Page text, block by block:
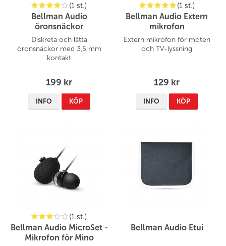
(1 st.)
Bellman Audio
öronsnäckor
Diskreta och lätta
öronsnäckor med 3,5 mm
kontakt
199 kr
INFO KÖP
(1 st.)
Bellman Audio Extern
mikrofon
Extern mikrofon för möten
och TV-lyssning
129 kr
INFO KÖP
(1 st.)
Bellman Audio MicroSet -
Mikrofon för Mino
Bellman Audio Etui